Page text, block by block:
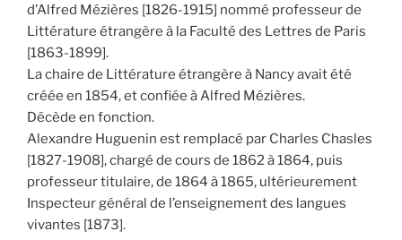
d’Alfred Mézières [1826-1915] nommé professeur de
Littérature étrangère à la Faculté des Lettres de Paris
[1863-1899].
La chaire de Littérature étrangère à Nancy avait été
créée en 1854, et confiée à Alfred Mézières.
Décède en fonction.
Alexandre Huguenin est remplacé par Charles Chasles
[1827-1908], chargé de cours de 1862 à 1864, puis
professeur titulaire, de 1864 à 1865, ultérieurement
Inspecteur général de l’enseignement des langues
vivantes [1873].